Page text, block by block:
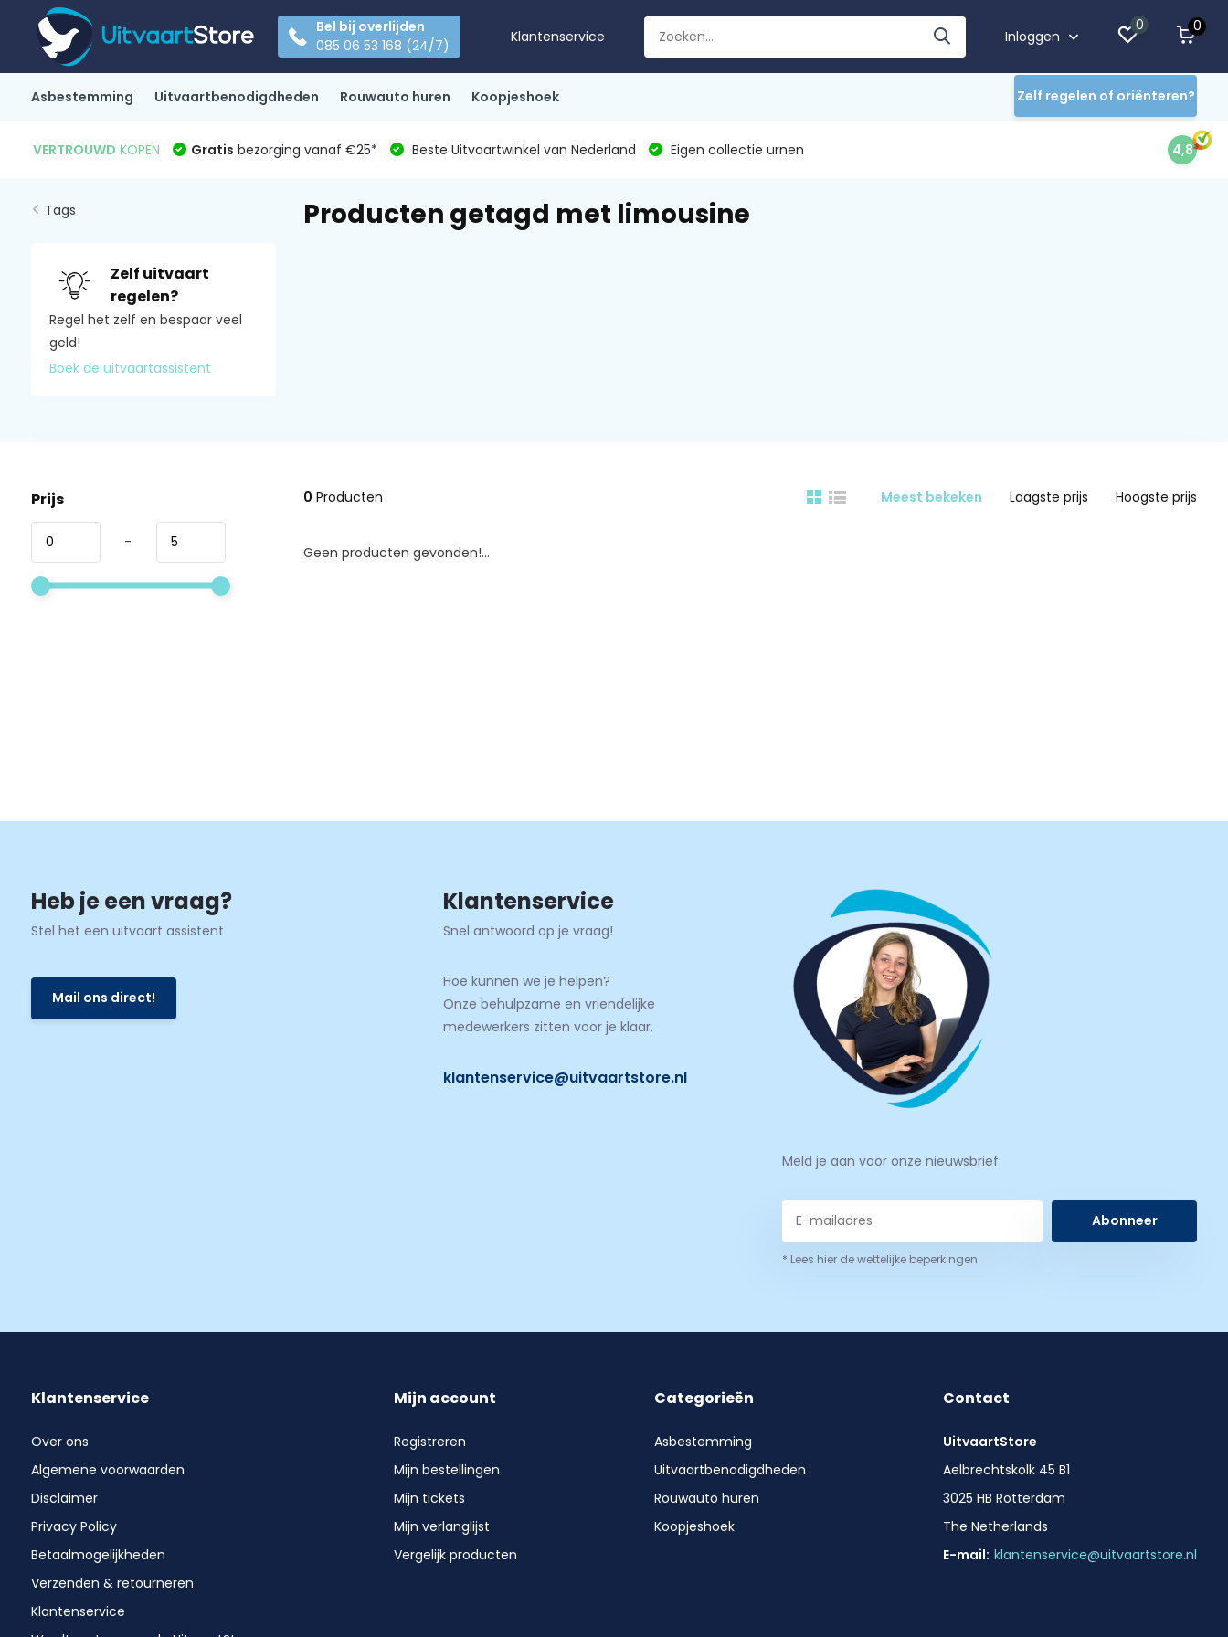
Bel bij overlijden
085 06 53 168 (24/7)
Klantenservice Inloggen
0 0
Asbestemming Uitvaartbenodigdheden Rouwauto huren Koopjeshoek Zelf regelen of oriënteren?
VERTROUWD KOPEN Gratis bezorging vanaf €25* Beste Uitvaartwinkel van Nederland Eigen collectie urnen 4,8
Tags
Zelf uitvaart
regelen?
Regel het zelf en bespaar veel
geld!
Boek de uitvaartassistent
Producten getagd met limousine
Prijs
-
0 Producten Meest bekeken Laagste prijs Hoogste prijs
Geen producten gevonden!...
Heb je een vraag?
Stel het een uitvaart assistent
Mail ons direct!
Klantenservice
Snel antwoord op je vraag!
Hoe kunnen we je helpen?
Onze behulpzame en vriendelijke
medewerkers zitten voor je klaar.
klantenservice@uitvaartstore.nl
Meld je aan voor onze nieuwsbrief.
Abonneer
* Lees hier de wettelijke beperkingen
Klantenservice
Over ons
Algemene voorwaarden
Disclaimer
Privacy Policy
Betaalmogelijkheden
Verzenden & retourneren
Klantenservice
Mijn account
Registreren
Mijn bestellingen
Mijn tickets
Mijn verlanglijst
Vergelijk producten
Categorieën
Asbestemming
Uitvaartbenodigdheden
Rouwauto huren
Koopjeshoek
Contact
UitvaartStore
Aelbrechtskolk 45 B1
3025 HB Rotterdam
The Netherlands
E-mail: klantenservice@uitvaartstore.nl